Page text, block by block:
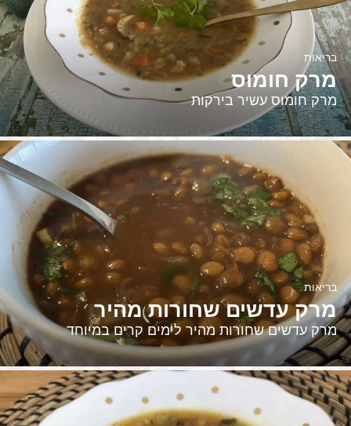
מרק חומוס
בריאות
מרק חומוס עשיר בירקות
מרק עדשים שחורות מהיר
בריאות
מרק עדשים שחורות מהיר לימים קרים במיוחד